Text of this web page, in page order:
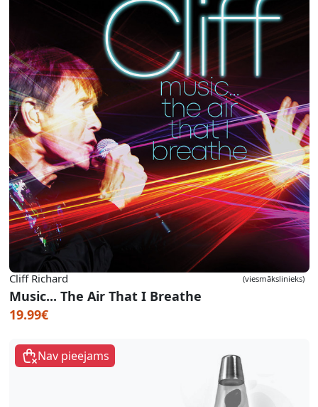
Cliff Richard (viesmākslinieks)
Music... The Air That I Breathe
19.99€
Nav pieejams